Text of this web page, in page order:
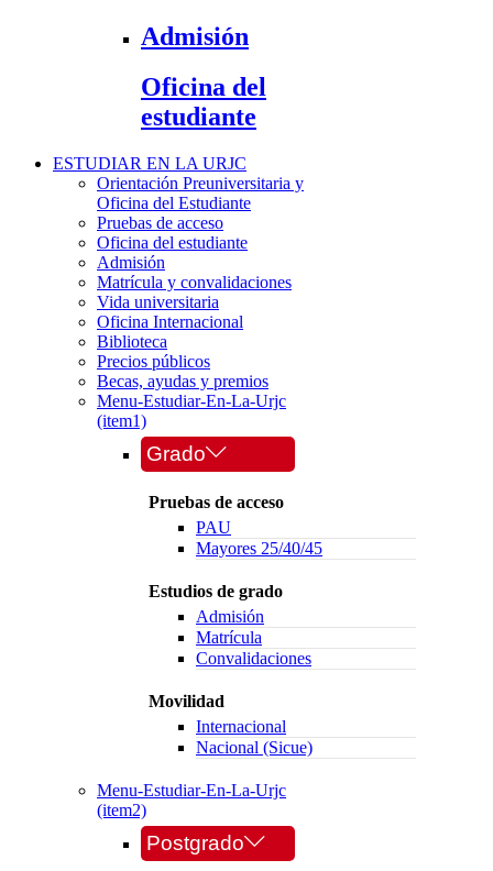
Admisión
Oficina del
estudiante
ESTUDIAR EN LA URJC
Orientación Preuniversitaria y
Oficina del Estudiante
Pruebas de acceso
Oficina del estudiante
Admisión
Matrícula y convalidaciones
Vida universitaria
Oficina Internacional
Biblioteca
Precios públicos
Becas, ayudas y premios
Menu-Estudiar-En-La-Urjc
(item1)
Grado
Pruebas de acceso
PAU
Mayores 25/40/45
Estudios de grado
Admisión
Matrícula
Convalidaciones
Movilidad
Internacional
Nacional (Sicue)
Menu-Estudiar-En-La-Urjc
(item2)
Postgrado